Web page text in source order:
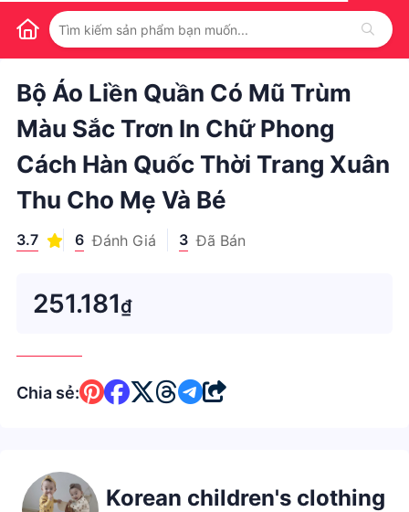
1 /
Bộ Áo Liền Quần Có Mũ Trùm
Màu Sắc Trơn In Chữ Phong
Cách Hàn Quốc Thời Trang Xuân
Thu Cho Mẹ Và Bé
3.7 6 Đánh Giá 3 Đã Bán
251.181₫
Chia sẻ:
Korean children's clothing